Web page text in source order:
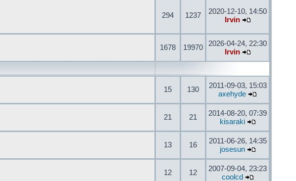
294 1237
2020-12-10, 14:50
Irvin
1678 19970
2026-04-24, 22:30
Irvin
15 130
2011-09-03, 15:03
axehyde
21 21
2014-08-20, 07:39
kisaraki
13 16
2011-06-26, 14:35
josesun
12 12
2007-09-04, 23:23
coolcd